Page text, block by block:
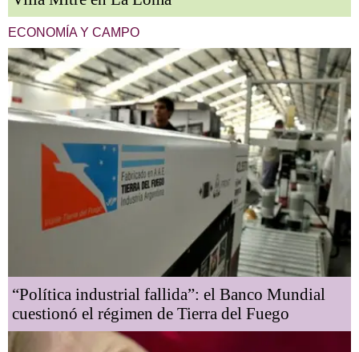
ECONOMÍA Y CAMPO
“Política industrial fallida”: el Banco Mundial
cuestionó el régimen de Tierra del Fuego